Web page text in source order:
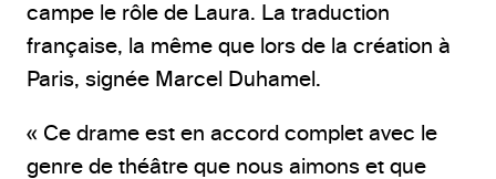
campe le rôle de Laura. La traduction
française, la même que lors de la création à
Paris, signée Marcel Duhamel.
« Ce drame est en accord complet avec le
genre de théâtre que nous aimons et que